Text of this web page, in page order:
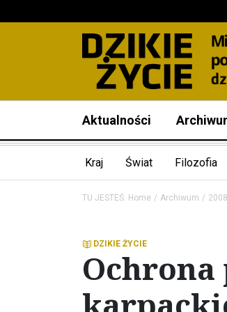
Aktualności
Kraj Świat Filozofia
TU JESTEŚ: Home Archiwum 2008
DZIKIE ŻYCIE